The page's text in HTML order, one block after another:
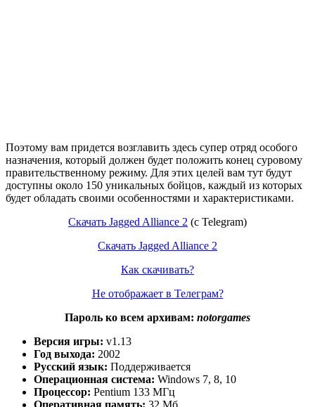
Поэтому вам придется возглавить здесь супер отряд особого
назначения, который должен будет положить конец суровому
правительственному режиму. Для этих целей вам тут будут
доступны около 150 уникальных бойцов, каждый из которых
будет обладать своими особенностями и характеристиками.
Скачать Jagged Alliance 2 (с Telegram)
Скачать Jagged Alliance 2
Как скачивать?
Не отображает в Телеграм?
Пароль ко всем архивам: notorgames
Версия игры: v1.13
Год выхода: 2002
Русский язык: Поддерживается
Операционная система: Windows 7, 8, 10
Процессор: Pentium 133 МГц
Оперативная память: 32 Мб